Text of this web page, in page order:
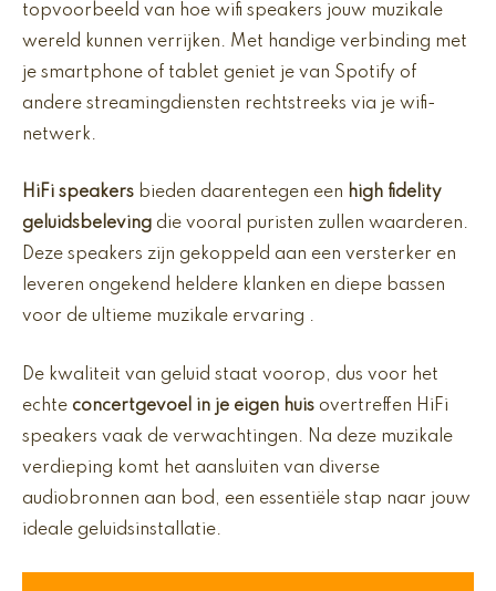
topvoorbeeld van hoe wifi speakers jouw muzikale
wereld kunnen verrijken. Met handige verbinding met
je smartphone of tablet geniet je van Spotify of
andere streamingdiensten rechtstreeks via je wifi-
netwerk.
HiFi speakers bieden daarentegen een high fidelity
geluidsbeleving die vooral puristen zullen waarderen.
Deze speakers zijn gekoppeld aan een versterker en
leveren ongekend heldere klanken en diepe bassen
voor de ultieme muzikale ervaring .
De kwaliteit van geluid staat voorop, dus voor het
echte concertgevoel in je eigen huis overtreffen HiFi
speakers vaak de verwachtingen. Na deze muzikale
verdieping komt het aansluiten van diverse
audiobronnen aan bod, een essentiële stap naar jouw
ideale geluidsinstallatie.